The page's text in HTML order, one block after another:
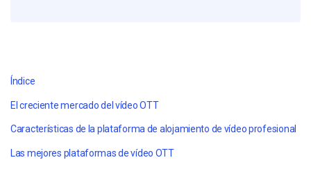
Índice
El creciente mercado del vídeo OTT
Características de la plataforma de alojamiento de vídeo profesional
Las mejores plataformas de vídeo OTT